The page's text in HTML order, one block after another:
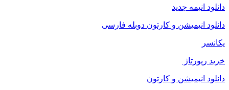
دانلود انیمه جدید
دانلود انیمیشن و کارتون دوبله فارسی
یکانسر
خرید رپورتاژ
دانلود انیمیشن و کارتون